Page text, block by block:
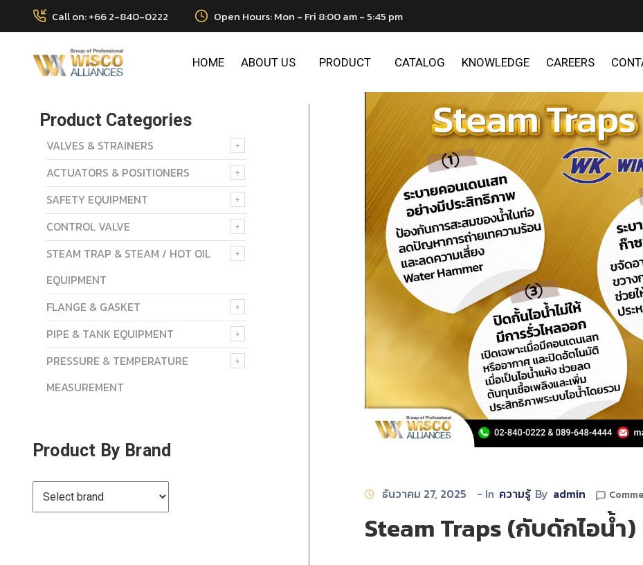
Call on: +66 2-840-0222 Open Hours: Mon - Fri 8:00 am - 5:45 pm
HOME ABOUT US PRODUCT CATALOG KNOWLEDGE CAREERS
ธันวาคม 27, 2025 - In ความรู้ By admin
Steam Traps (กับดักไอน้ำ)
Product Categories
VALVES & STRAINERS
ACTUATORS & POSITIONERS
SAFETY EQUIPMENT
CONTROL VALVE
STEAM TRAP & STEAM / HOT OIL
EQUIPMENT
FLANGE & GASKET
PIPE & TANK EQUIPMENT
PRESSURE & TEMPERATURE
MEASUREMENT
Product By Brand